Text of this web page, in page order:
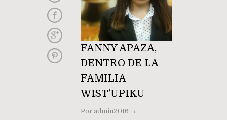
FANNY APAZA,
DENTRO DE LA
FAMILIA
WIST’UPIKU
Por admin2016